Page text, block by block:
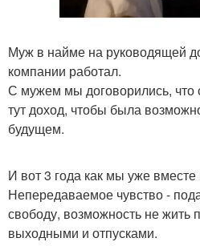
Муж в найме на руководящей
компании работал.
С мужем мы договорились, что
тут доход, чтобы была
будущем.
И вот 3 года как мы уже вместе
Непередаваемое чувство -
свободу, возможность не жить
выходными и отпусками.